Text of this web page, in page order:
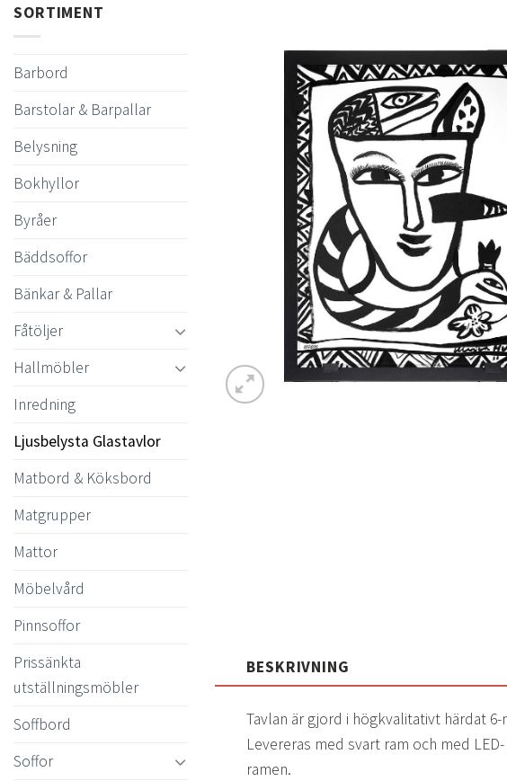
SORTIMENT
Barbord
Barstolar & Barpallar
Belysning
Bokhyllor
Byråer
Bäddsoffor
Bänkar & Pallar
Fåtöljer
Hallmöbler
Inredning
Ljusbelysta Glastavlor
Matbord & Köksbord
Matgrupper
Mattor
Möbelvård
Pinnsoffor
Prissänkta
utställningsmöbler
Soffbord
Soffor
BESKRIVNING
Tavlan är gjord i högkvalitativt härdat
Levereras med svart ram och med
ramen.